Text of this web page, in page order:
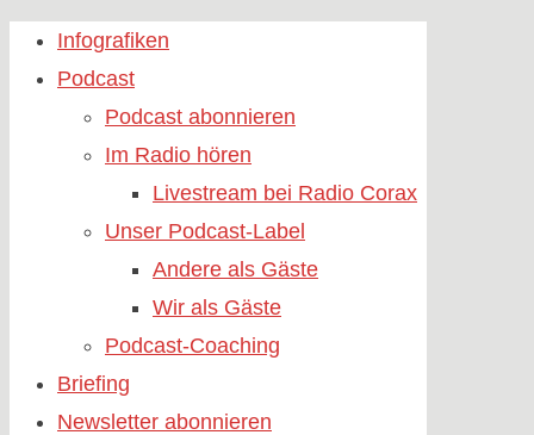
Skip
Infografiken
Podcast
Podcast abonnieren
Im Radio hören
Livestream bei Radio Corax
Unser Podcast-Label
Andere als Gäste
Wir als Gäste
Podcast-Coaching
Briefing
Newsletter abonnieren